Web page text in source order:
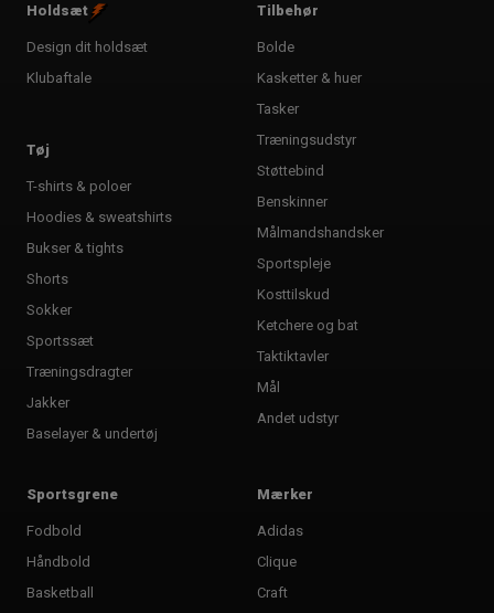
Holdsæt
Design dit holdsæt
Klubaftale
Tøj
T-shirts & poloer
Hoodies & sweatshirts
Bukser & tights
Shorts
Sokker
Sportssæt
Træningsdragter
Jakker
Baselayer & undertøj
Tilbehør
Bolde
Kasketter & huer
Tasker
Træningsudstyr
Støttebind
Benskinner
Målmandshandsker
Sportspleje
Kosttilskud
Ketchere og bat
Taktiktavler
Mål
Andet udstyr
Sportsgrene
Fodbold
Håndbold
Basketball
Mærker
Adidas
Clique
Craft